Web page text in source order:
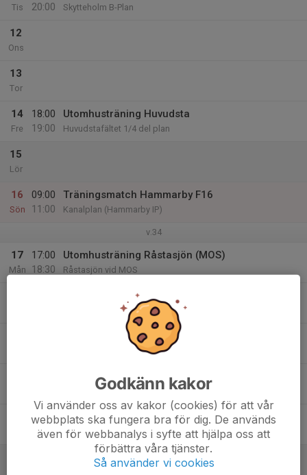
Tis
20:00
Skytteholm B-Plan
12
Ons
13
Tor
14
Fre
18:00
19:00
Utomhusträning Huvudsta
Huvudstafältet 1/4 del plan
15
Lör
16
Sön
09:00
11:00
Träningsmatch Hammarby F16
Kanalplan (Hammarby IP)
v.34
17
Mån
17:00
18:30
Utomhusträning Råstasjön (MOS)
Råstasjön vid MOS
Utomhusträning Skytteholm
Skytteholm B-Plan
18:00
19:00
Utomhusträning Huvudsta
Huvudstafältet 1/4 del plan
Match mot IFK Lidingö FK 22 från Medel
Godkänn kakor
Vi använder oss av kakor (cookies) för att vår
webbplats ska fungera bra för dig. De används
även för webbanalys i syfte att hjälpa oss att
förbättra våra tjänster.
Så använder vi cookies